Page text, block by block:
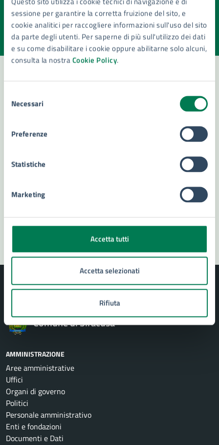
sessione per garantire la corretta fruizione del sito, e
cookie analitici per raccogliere informazioni sull'uso del sito
da parte degli utenti. Per saperne di più sull'utilizzo dei dati
e su come disabilitare i cookie oppure abilitarne solo alcuni,
consulta la nostraCookie Policy.
delNecessari
Preferenze
Statistiche
Marketing
Accetta tutti
Accetta selezionati
Rifiuta
pagina?
Valuta la chiarezza delle informazioni (da 1 a 5 stelle)
Seleziona il numero di stelle per valutare la chiarezza delle
Valuta 5 stelle su 5
Valuta 4 stelle su 5
Valuta 3 stelle su 5
Valuta 2 stelle su 5
Valuta 1 stelle su 5
Contatta il comune
Richiedi assistenza
Problemi in città
Segnala disservizio
Comune di Siracusa
AMMINISTRAZIONE
Aree amministrative
Uffici
Organi di governo
Politici
Personale amministrativo
Enti e fondazioni
Documenti e Dati